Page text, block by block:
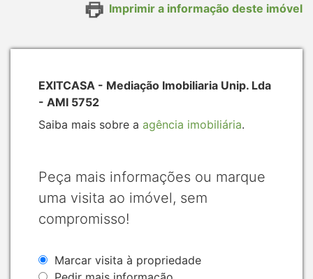
Imprimir a informação deste imóvel
EXITCASA - Mediação Imobiliaria Unip. Lda
- AMI 5752
Saiba mais sobre a agência imobiliária.
Peça mais informações ou marque
uma visita ao imóvel, sem
compromisso!
Marcar visita à propriedade